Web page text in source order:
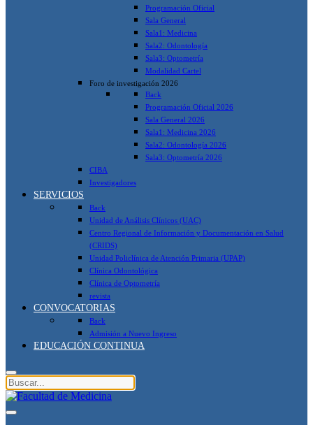
Programación Oficial
Sala General
Sala1: Medicina
Sala2: Odontología
Sala3: Optometría
Modalidad Cartel
Foro de investigación 2026
Back
Programación Oficial 2026
Sala General 2026
Sala1: Medicina 2026
Sala2: Odontología 2026
Sala3: Optometría 2026
CIBA
Investigadores
SERVICIOS
Back
Unidad de Análisis Clínicos (UAC)
Centro Regional de Información y Documentación en Salud
(CRIDS)
Unidad Policlínica de Atención Primaria (UPAP)
Clínica Odontológica
Clínica de Optometría
revista
CONVOCATORIAS
Back
Admisión a Nuevo Ingreso
EDUCACIÓN CONTINUA